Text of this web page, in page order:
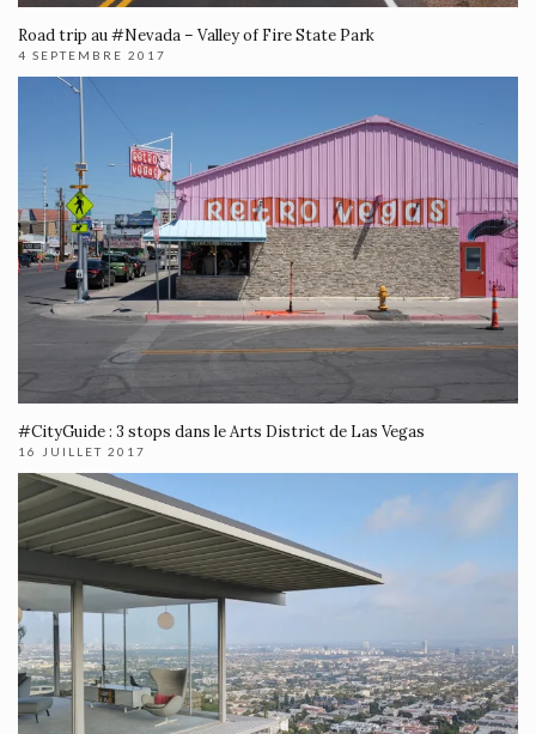
Road trip au #Nevada – Valley of Fire State Park
4 SEPTEMBRE 2017
#CityGuide : 3 stops dans le Arts District de Las Vegas
16 JUILLET 2017